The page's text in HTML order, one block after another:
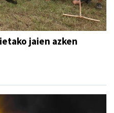
jaien azken